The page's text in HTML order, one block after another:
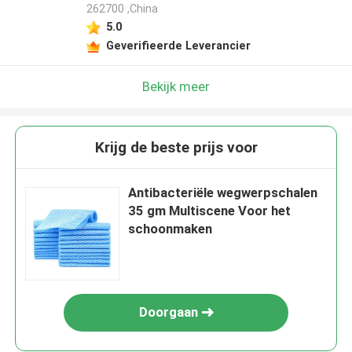
262700 ,China
5.0
Geverifieerde Leverancier
Bekijk meer
Krijg de beste prijs voor
Antibacteriële wegwerpschalen
35 gm Multiscene Voor het
schoonmaken
Doorgaan